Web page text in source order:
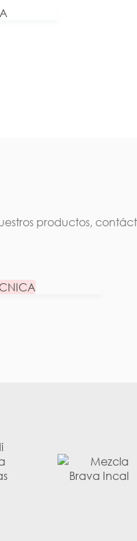
productos,